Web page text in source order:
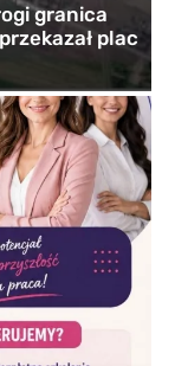
granica
plac